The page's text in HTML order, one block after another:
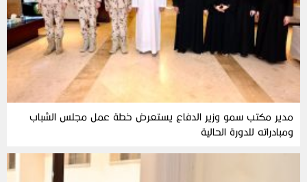
مدير مكتب سمو وزير الدفاع يستعرض خطة عمل مجلس الشباب
ومبادراته للدورة الحالية